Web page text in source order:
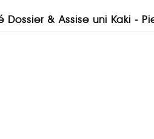
& Assise uni Kaki -